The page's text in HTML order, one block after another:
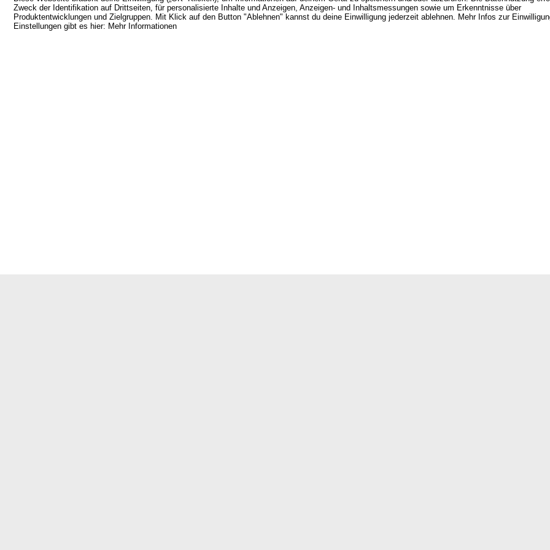
Zweck der Identifikation auf Drittseiten, für personalisierte Inhalte und Anzeigen, Anzeigen- und Inhaltsmessungen sowie um Erkenntnisse über
Produktentwicklungen und Zielgruppen. Mit Klick auf den Button "Ablehnen" kannst du deine Einwilligung jederzeit ablehnen. Mehr Infos zur
Einstellungen gibt es hier: Mehr Informationen